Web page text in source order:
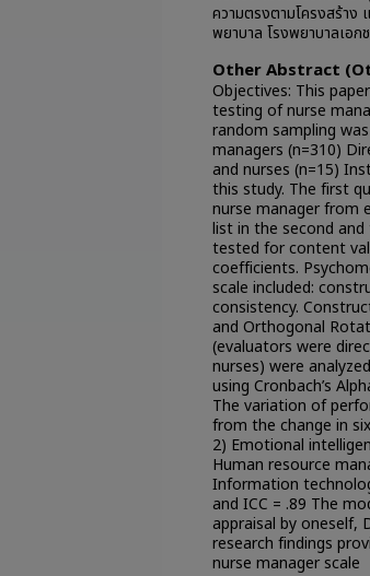
ความตรงตามโครงสร้าง
พยาบาล โรงพยาบาลเอก
Other Abstract
Objectives: This
testing of nurse
random sampling
managers (n=310)
and nurses (n=15)
this study. The first
nurse manager from
list in the second
tested for content
coefficients.
scale included:
consistency.
and Orthogonal
(evaluators were
nurses) were
using Cronbach’s
The variation of
from the change in
2) Emotional
Human resource
Information
and ICC = .89 The
appraisal by oneself,
research findings
nurse manager scale